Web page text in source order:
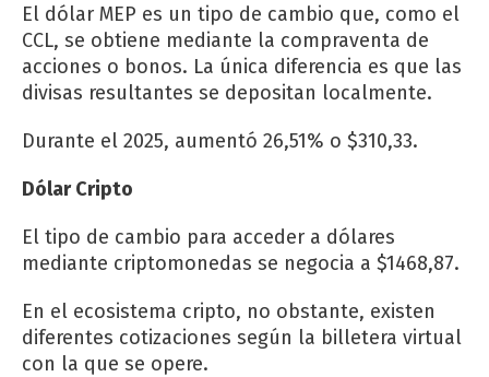
El dólar MEP es un tipo de cambio que, como el
CCL, se obtiene mediante la compraventa de
acciones o bonos. La única diferencia es que las
divisas resultantes se depositan localmente.
Durante el 2025, aumentó 26,51% o $310,33.
Dólar Cripto
El tipo de cambio para acceder a dólares
mediante criptomonedas se negocia a $1468,87.
En el ecosistema cripto, no obstante, existen
diferentes cotizaciones según la billetera virtual
con la que se opere.